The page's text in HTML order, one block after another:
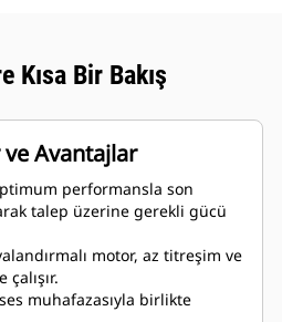
Kısa Bir Bakış
Avantajlar
performansla son
talep üzerine gerekli gücü
motor, az titreşim ve
muhafazasıyla birlikte